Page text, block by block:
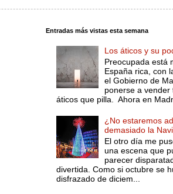
Entradas más vistas esta semana
Los áticos y su
Preocupada está
España rica, con
el Gobierno de
ponerse a vender
áticos que pilla. Ahora en
¿No estaremos
demasiado la
El otro día me
una escena que
parecer
divertida. Como si octubre se
disfrazado de diciem...